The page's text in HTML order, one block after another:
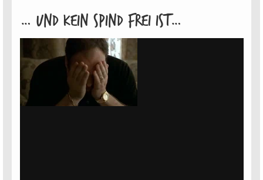
… Und kein Spind frei ist…